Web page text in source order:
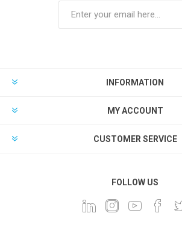
INFORMATION
MY ACCOUNT
CUSTOMER SERVICE
FOLLOW US